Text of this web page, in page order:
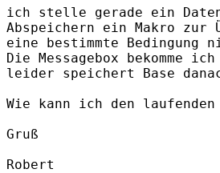
ich stelle gerade ein
Abspeichern ein Makro
eine bestimmte
Die Messagebox bekomme
leider speichert Base
Wie kann ich den laufenden
Gruß
Robert